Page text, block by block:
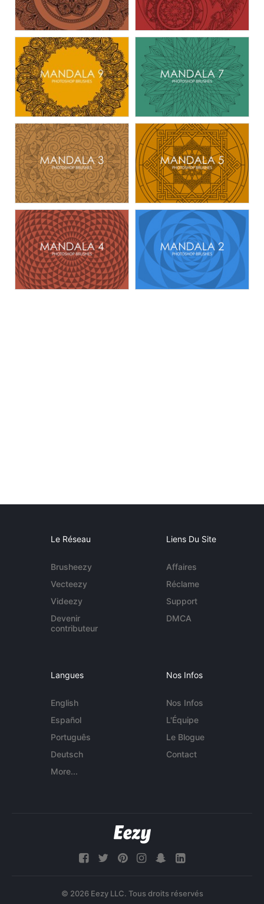
Le Réseau
Brusheezy
Vecteezy
Videezy
Devenir
contributeur
Liens Du Site
Affaires
Réclame
Support
DMCA
Langues
English
Español
Português
Deutsch
More...
Nos Infos
Nos Infos
L'Équipe
Le Blogue
Contact
© 2026 Eezy LLC. Tous droits réservés